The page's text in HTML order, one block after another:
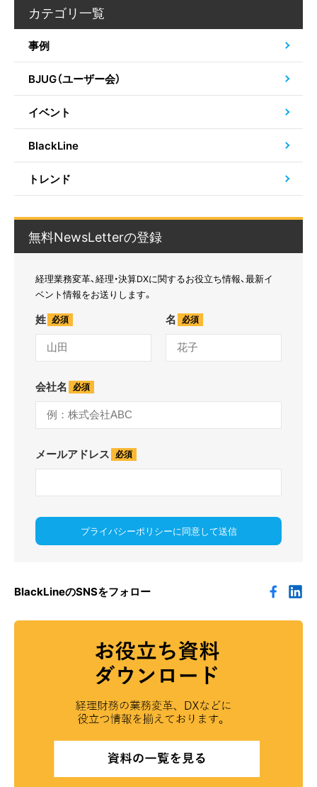
カテゴリ一覧
事例
BJUG（ユーザー会）
イベント
BlackLine
トレンド
無料NewsLetterの登録
経理業務変革、経理・決算DXに関するお役立ち情報、最新イ
ベント情報をお送りします。
姓 名
会社名
メールアドレス
プライバシーポリシーに同意して送信
BlackLineのSNSをフォロー